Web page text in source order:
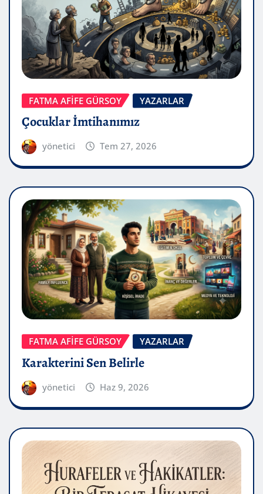
FATMA AFİFE GÜRSOY YAZARLAR
Çocuklar İmtihanımız
yönetici Tem 27, 2026
FATMA AFİFE GÜRSOY YAZARLAR
Karakterini Sen Belirle
yönetici Haz 9, 2026